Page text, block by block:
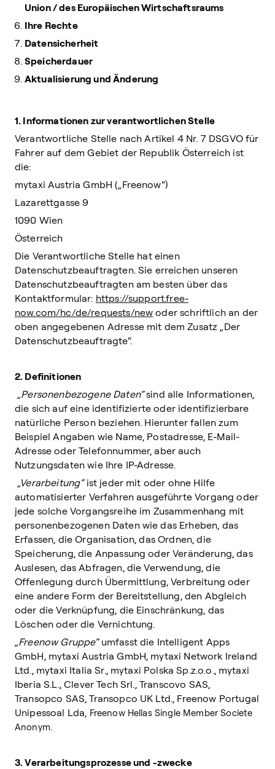
Union / des Europäischen Wirtschaftsraums
Ihre Rechte
Datensicherheit
Speicherdauer
Aktualisierung und Änderung
1. Informationen zur verantwortlichen Stelle
Verantwortliche Stelle nach Artikel 4 Nr. 7 DSGVO für
Fahrer auf dem Gebiet der Republik Österreich ist
die:
mytaxi Austria GmbH („Freenow“)
Lazarettgasse 9
1090 Wien
Österreich
Die Verantwortliche Stelle hat einen
Datenschutzbeauftragten. Sie erreichen unseren
Datenschutzbeauftragten am besten über das
Kontaktformular: https://support.free-
now.com/hc/de/requests/new oder schriftlich an der
oben angegebenen Adresse mit dem Zusatz „Der
Datenschutzbeauftragte“.
2. Definitionen
„Personenbezogene Daten“sind alle Informationen,
die sich auf eine identifizierte oder identifizierbare
natürliche Person beziehen. Hierunter fallen zum
Beispiel Angaben wie Name, Postadresse, E-Mail-
Adresse oder Telefonnummer, aber auch
Nutzungsdaten wie Ihre IP-Adresse.
„Verarbeitung“ist jeder mit oder ohne Hilfe
automatisierter Verfahren ausgeführte Vorgang oder
jede solche Vorgangsreihe im Zusammenhang mit
personenbezogenen Daten wie das Erheben, das
Erfassen, die Organisation, das Ordnen, die
Speicherung, die Anpassung oder Veränderung, das
Auslesen, das Abfragen, die Verwendung, die
Offenlegung durch Übermittlung, Verbreitung oder
eine andere Form der Bereitstellung, den Abgleich
oder die Verknüpfung, die Einschränkung, das
Löschen oder die Vernichtung.
„Freenow Gruppe“umfasst die Intelligent Apps
GmbH,mytaxi Austria GmbH, mytaxi Network Ireland
Ltd., mytaxi Italia Sr., mytaxi Polska Sp.z.o.o., mytaxi
Iberia S.L., Clever Tech Srl., Transcovo SAS,
Transopco SAS, Transopco UK Ltd., Freenow Portugal
Unipessoal Lda, Freenow Hellas Single Member Societe
Anonym.
3. Verarbeitungsprozesse und -zwecke